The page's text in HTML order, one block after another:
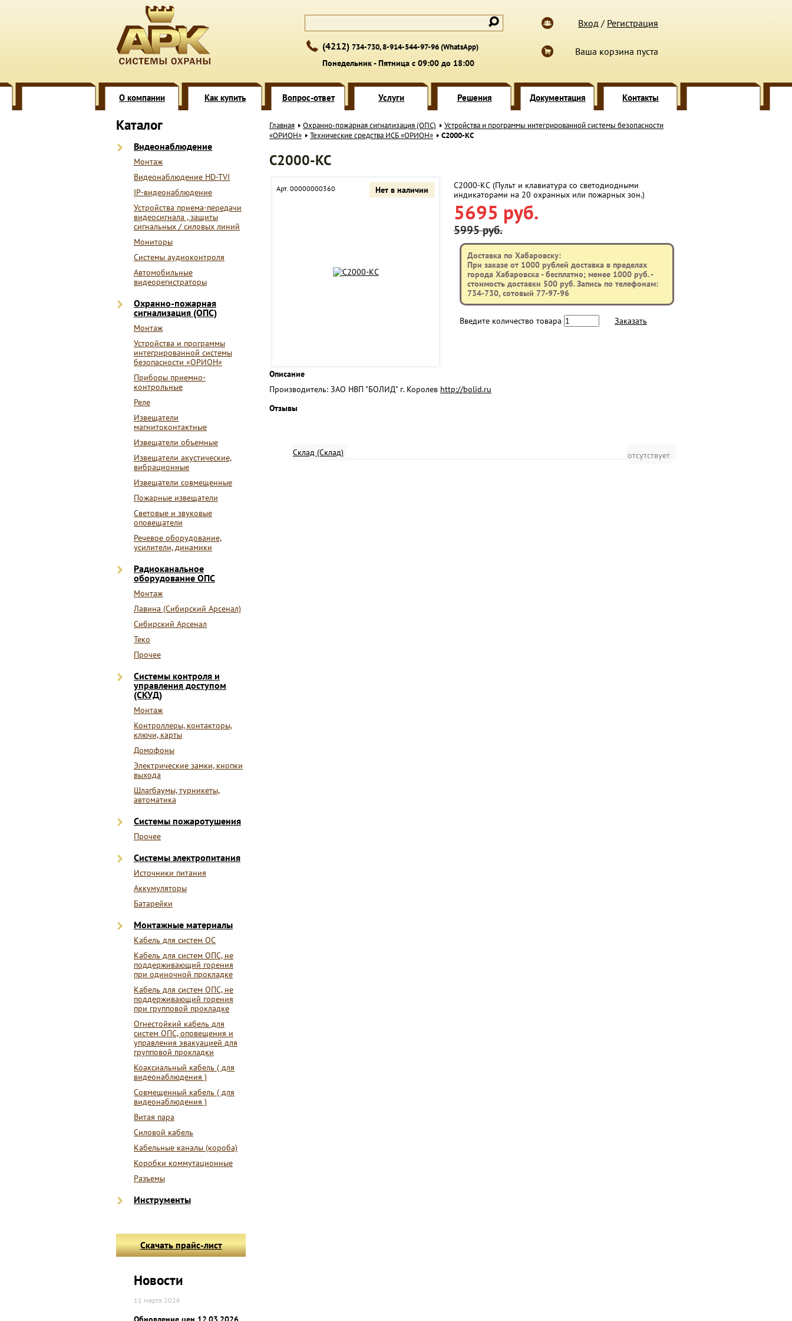
(4212) 734-730, 8-914-544-97-96 (WhatsApp)
Понедельник - Пятница с 09:00 до 18:00
Вход / Регистрация
Ваша корзина пуста
О компании Как купить Вопрос-ответ Услуги Решения Документация Контакты
Каталог
Видеонаблюдение
Монтаж
Видеонаблюдение HD-TVI
IP-видеонаблюдение
Устройства приема-передачи
видеосигнала , защиты
сигнальных / силовых линий
Мониторы
Системы аудиоконтроля
Автомобильные
видеорегистраторы
Охранно-пожарная
сигнализация (ОПС)
Монтаж
Устройства и программы
интегрированной системы
безопасности «ОРИОН»
Приборы приемно-
контрольные
Реле
Извещатели
магнитоконтактные
Извещатели объемные
Извещатели акустические,
вибрационные
Извещатели совмещенные
Пожарные извещатели
Световые и звуковые
оповещатели
Речевое оборудование,
усилители, динамики
Радиоканальное
оборудование ОПС
Монтаж
Лавина (Сибирский Арсенал)
Сибирский Арсенал
Теко
Прочее
Системы контроля и
управления доступом
(СКУД)
Монтаж
Контроллеры, контакторы,
ключи, карты
Домофоны
Электрические замки, кнопки
выхода
Шлагбаумы, турникеты,
автоматика
Системы пожаротушения
Прочее
Системы электропитания
Источники питания
Аккумуляторы
Батарейки
Монтажные материалы
Кабель для систем ОС
Кабель для систем ОПС, не
поддерживающий горения
при одиночной прокладке
Кабель для систем ОПС, не
поддерживающий горения
при групповой прокладке
Огнестойкий кабель для
систем ОПС, оповещения и
управления эвакуацией для
групповой прокладки
Коаксиальный кабель ( для
видеонаблюдения )
Совмещенный кабель ( для
видеонаблюдения )
Витая пара
Силовой кабель
Кабельные каналы (короба)
Коробки коммутационные
Разъемы
Инструменты
Скачать прайс-лист
Новости
11 марта 2026
Главная Охранно-пожарная сигнализация (ОПС)
Устройства и программы интегрированной системы безопасности
«ОРИОН»
Технические средства ИСБ «ОРИОН» С2000-КС
С2000-КС
Арт. 00000000360 Нет в наличии
С2000-КС (Пульт и клавиатура со светодиодными
индикаторами на 20 охранных или пожарных зон.)
5695 руб.
5995 руб.
Доставка по Хабаровску:
При заказе от 1000 рублей доставка в пределах
города Хабаровска - бесплатно; менее 1000 руб. -
стоимость доставки 500 руб. Запись по телефонам:
734-730, сотовый 77-97-96
Введите количество товара Заказать
Описание
Производитель: ЗАО НВП "БОЛИД" г. Королев http://bolid.ru
Отзывы
Склад (Склад) отсутствует